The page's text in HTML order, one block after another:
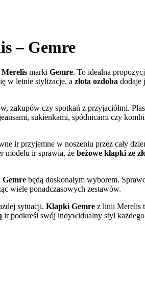
– Gemre
Merelis marki Gemre. To idealna
w letnie stylizacje, a złota ozdoba dodaje
zakupów czy spotkań z przyjaciółmi.
sukienkami, spódnicami czy
ir przyjemne w noszeniu przez cały
modelu ir sprawia, że beżowe klapki ze
Gemre będą doskonałym wyborem.
wiele ponadczasowych zestawów.
sytuacji. Klapki Gemre z linii Merelis
ir podkreśl swój indywidualny styl